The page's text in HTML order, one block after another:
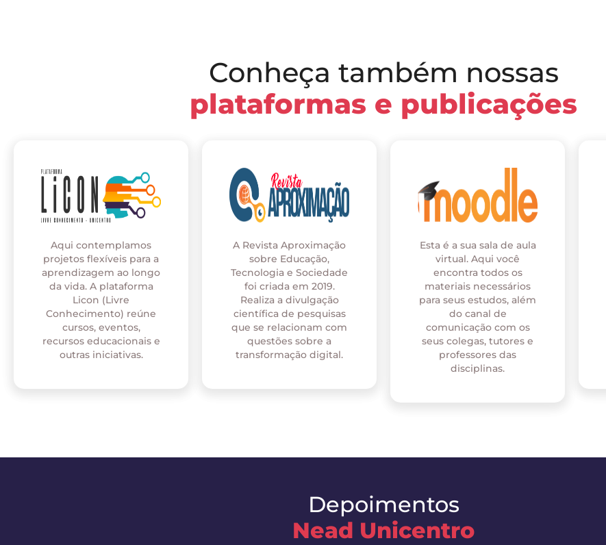
Conheça também nossas
plataformas e publicações
Aqui contemplamos
projetos flexíveis para a
aprendizagem ao longo
da vida. A plataforma
Licon (Livre
Conhecimento) reúne
cursos, eventos,
recursos educacionais e
outras iniciativas.
A Revista Aproximação
sobre Educação,
Tecnologia e Sociedade
foi criada em 2019.
Realiza a divulgação
científica de pesquisas
que se relacionam com
questões sobre a
transformação digital.
Esta é a sua sala de aula
virtual. Aqui você
encontra todos os
materiais necessários
para seus estudos, além
do canal de
comunicação com os
seus colegas, tutores e
professores das
disciplinas.
Depoimentos
Nead Unicentro